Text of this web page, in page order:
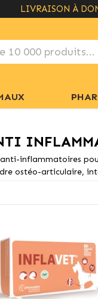
LIVRAISON À
inflammatoires
ostéo-articulaire,